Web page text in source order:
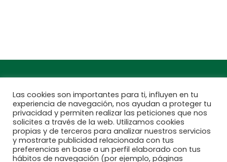
Las cookies son importantes para ti, influyen en tu
experiencia de navegación, nos ayudan a proteger tu
privacidad y permiten realizar las peticiones que nos
solicites a través de la web. Utilizamos cookies
propias y de terceros para analizar nuestros servicios
y mostrarte publicidad relacionada con tus
preferencias en base a un perfil elaborado con tus
hábitos de navegación (por ejemplo, páginas